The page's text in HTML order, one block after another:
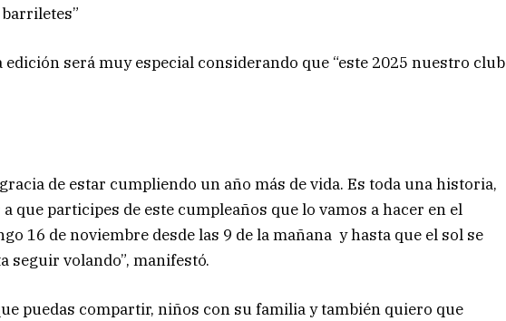
será muy especial considerando que “este 2025 nuestro club
de estar cumpliendo un año más de vida. Es toda una historia,
que participes de este cumpleaños que lo vamos a hacer en el
16 de noviembre desde las 9 de la mañana y hasta que el sol se
seguir volando”, manifestó.
puedas compartir, niños con su familia y también quiero que